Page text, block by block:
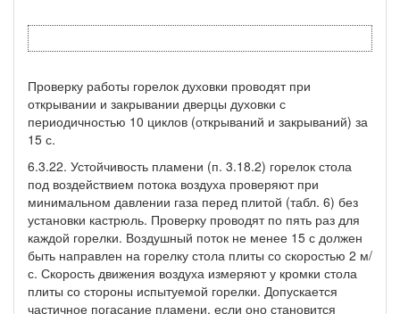
Проверку работы горелок духовки проводят при
открывании и закрывании дверцы духовки с
периодичностью 10 циклов (открываний и закрываний) за
15 с.
6.3.22. Устойчивость пламени (п. 3.18.2) горелок стола
под воздействием потока воздуха проверяют при
минимальном давлении газа перед плитой (табл. 6) без
установки кастрюль. Проверку проводят по пять раз для
каждой горелки. Воздушный поток не менее 15 с должен
быть направлен на горелку стола плиты со скоростью 2 м/
с. Скорость движения воздуха измеряют у кромки стола
плиты со стороны испытуемой горелки. Допускается
частичное погасание пламени, если оно становится